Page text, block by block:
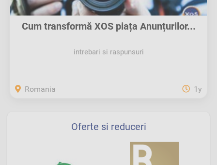
Cum transformă XOS piața Anunțurilor...
intrebari si raspunsuri
Romania 1y
Oferte si reduceri